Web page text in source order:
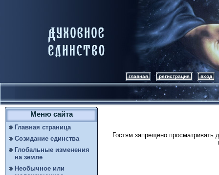
главная регистрация вход
Меню сайта
Главная страница
Созидание единства
Глобальные изменения
на земле
Необычное или
Гостям запрещено просматривать